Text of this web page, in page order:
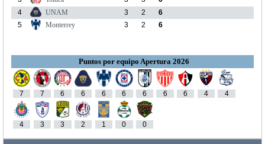
4
UNAM 3 2
6
5
Monterrey 3 2 6
Puntos por equipo Apertura 2026
7 7 6 6 6 6 6 6 6 4 4
4 3 3 2 1 0 0